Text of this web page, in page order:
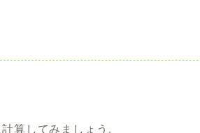
算してみましょう。